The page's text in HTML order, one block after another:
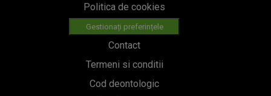
Politica de cookies
Gestionați preferințele
Contact
Termeni si conditii
Cod deontologic